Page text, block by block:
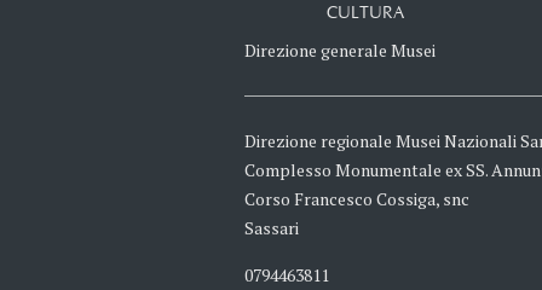
CULTURA
Direzione generale Musei
Direzione regionale Musei Nazionali
Complesso Monumentale ex SS.
Corso Francesco Cossiga, snc
Sassari
0794463811